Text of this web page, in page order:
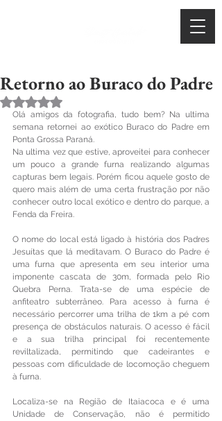
Retorno ao Buraco do Padre
Avaliado com NaN de 5 estrelas.
Olá amigos da fotografia, tudo bem? Na ultima
semana retornei ao exótico Buraco do Padre em
Ponta Grossa Paraná.
Na ultima vez que estive, aproveitei para conhecer
um pouco a grande furna realizando algumas
capturas bem legais. Porém ficou aquele gosto de
quero mais além de uma certa frustração por não
conhecer outro local exótico e dentro do parque, a
Fenda da Freira.
O nome do local está ligado à história dos Padres
Jesuítas que lá meditavam. O Buraco do Padre é
uma furna que apresenta em seu interior uma
imponente cascata de 30m, formada pelo Rio
Quebra Perna. Trata-se de uma espécie de
anfiteatro subterrâneo. Para acesso à furna é
necessário percorrer uma trilha de 1km a pé com
presença de obstáculos naturais. O acesso é fácil
e a sua trilha principal foi recentemente
reviltalizada, permitindo que cadeirantes e
pessoas com dificuldade de locomoção cheguem
à furna.
Localiza-se na Região de Itaiacoca e é uma
Unidade de Conservação, não é permitido